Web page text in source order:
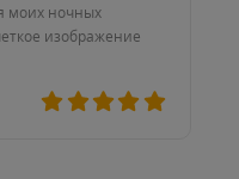
моих ночных
изображение